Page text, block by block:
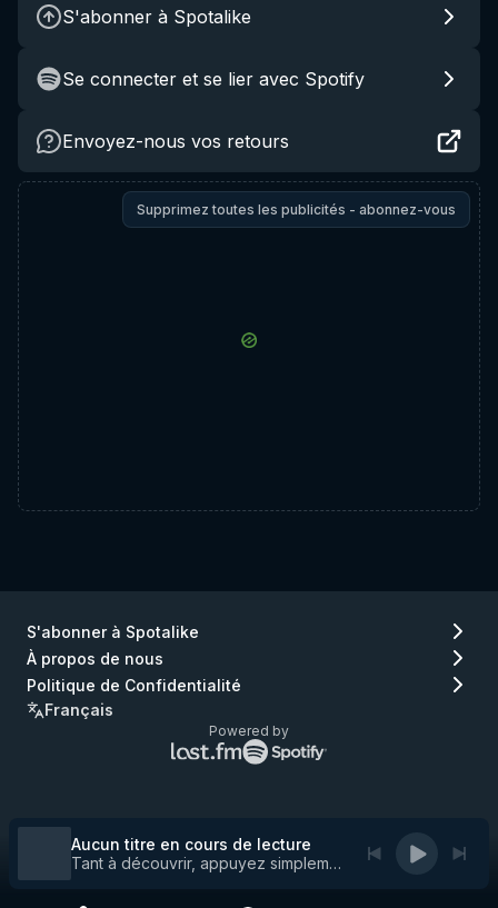
S'abonner à Spotalike
Se connecter et se lier avec Spotify
Envoyez-nous vos retours
Supprimez toutes les publicités - abonnez-vous
S'abonner à Spotalike
À propos de nous
Politique de Confidentialité
Français
Powered by
Logo
Lastfm
Lastfm)
Aucun titre en cours de lecture
Tant à découvrir, appuyez simplement sur play